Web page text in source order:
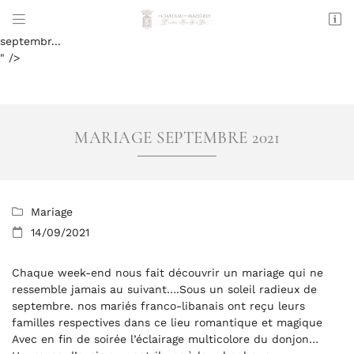
Chaque week-end nous fait découvrir un mariage qui ne
ressemble jamais au suivant….Sous un soleil radieux de
septembr...
" />
 
36200 TENDU
Adresse email de réception
En cochant cette case, vous consentez à recevoir nos propositions
désinscrire à tout moment en utilisantle formulaire de désinscription.
INSCRIPTION
MARIAGE SEPTEMBRE 2021
 Mariage
 14/09/2021
Chaque week-end nous fait découvrir un mariage qui ne
ressemble jamais au suivant….Sous un soleil radieux de
septembre. nos mariés franco-libanais ont reçu leurs
familles respectives dans ce lieu romantique et magique
Avec en fin de soirée l’éclairage multicolore du donjon…